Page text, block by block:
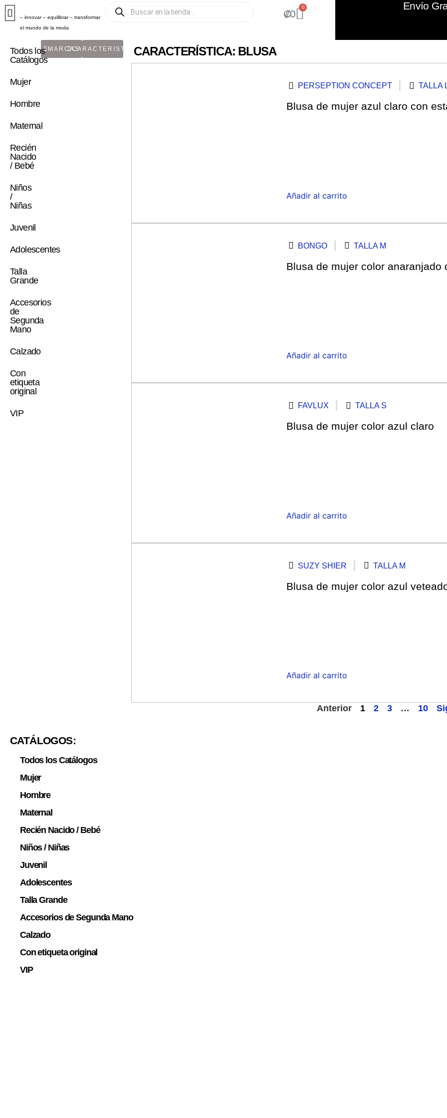
– innovar – equilibrar – transformar
el mundo de la moda
₡0
0 Envío
Todos los
Catálogos
Mujer
Hombre
Maternal
Recién
Nacido
/ Bebé
Niños
/
Niñas
Juvenil
Adolescentes
Talla
Grande
Accesorios
de
Segunda
Mano
Calzado
Con
etiqueta
original
VIP
MARCASCARACTERISTICACARACTERÍSTICA: BLUSA
PERSEPTION CONCEPT TALLA
Blusa de mujer azul claro con
Añadir al carrito
BONGO TALLA M
Blusa de mujer color anaranjado
Añadir al carrito
FAVLUX TALLA S
Blusa de mujer color azul claro
Añadir al carrito
SUZY SHIER TALLA M
Blusa de mujer color azul
Añadir al carrito
Anterior 1 2 3 … 10
CATÁLOGOS:
Todos los Catálogos
Mujer
Hombre
Maternal
Recién Nacido / Bebé
Niños / Niñas
Juvenil
Adolescentes
Talla Grande
Accesorios de Segunda Mano
Calzado
Con etiqueta original
VIP